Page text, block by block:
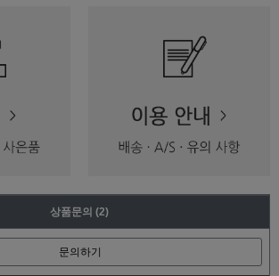
상품문의 (2)
문의하기